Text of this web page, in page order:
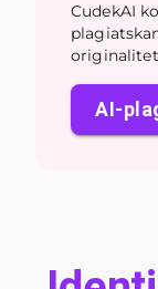
CudekAI
AI-